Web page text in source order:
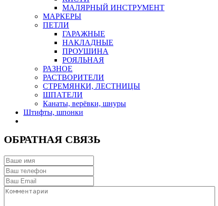
МАЛЯРНЫЙ ИНСТРУМЕНТ
МАРКЕРЫ
ПЕТЛИ
ГАРАЖНЫЕ
НАКЛАДНЫЕ
ПРОУШИНА
РОЯЛЬНАЯ
РАЗНОЕ
РАСТВОРИТЕЛИ
СТРЕМЯНКИ, ЛЕСТНИЦЫ
ШПАТЕЛИ
Канаты, верёвки, шнуры
Штифты, шпонки
ОБРАТНАЯ СВЯЗЬ